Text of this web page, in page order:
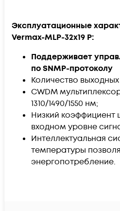
Эксплуатационные
Vermax-MLP-32x19 P:
Поддерживает
по SNMP-протоколу
Количество
CWDM
1310/1490/1550 нм;
Низкий
входном уровне
Интеллектуальная
температуры
энергопотребление.